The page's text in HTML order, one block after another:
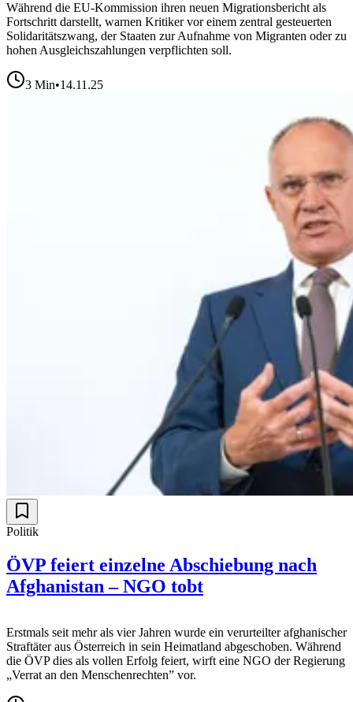
Während die EU-Kommission ihren neuen Migrationsbericht als
Fortschritt darstellt, warnen Kritiker vor einem zentral gesteuerten
Solidaritätszwang, der Staaten zur Aufnahme von Migranten oder zu
hohen Ausgleichszahlungen verpflichten soll.
3 Min•14.11.25
Politik
ÖVP feiert einzelne Abschiebung nach
Afghanistan – NGO tobt
Erstmals seit mehr als vier Jahren wurde ein verurteilter afghanischer
Straftäter aus Österreich in sein Heimatland abgeschoben. Während
die ÖVP dies als vollen Erfolg feiert, wirft eine NGO der Regierung
„Verrat an den Menschenrechten” vor.